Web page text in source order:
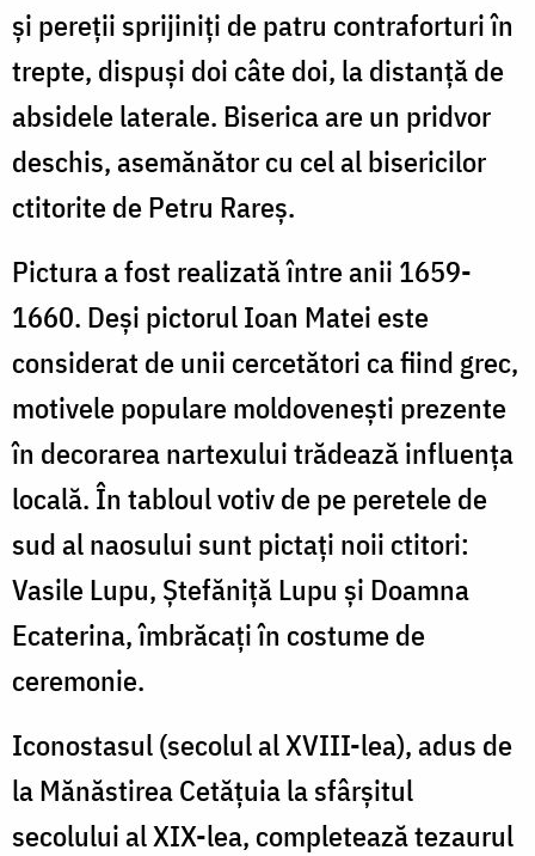
și pereții sprijiniți de patru contraforturi în
trepte, dispuși doi câte doi, la distanță de
absidele laterale. Biserica are un pridvor
deschis, asemănător cu cel al bisericilor
ctitorite de Petru Rareș.
Pictura a fost realizată între anii 1659-
1660. Deși pictorul Ioan Matei este
considerat de unii cercetători ca fiind grec,
motivele populare moldovenești prezente
în decorarea nartexului trădează influența
locală. În tabloul votiv de pe peretele de
sud al naosului sunt pictați noii ctitori:
Vasile Lupu, Ștefăniță Lupu și Doamna
Ecaterina, îmbrăcați în costume de
ceremonie.
Iconostasul (secolul al XVIII-lea), adus de
la Mănăstirea Cetățuia la sfârșitul
secolului al XIX-lea, completează tezaurul